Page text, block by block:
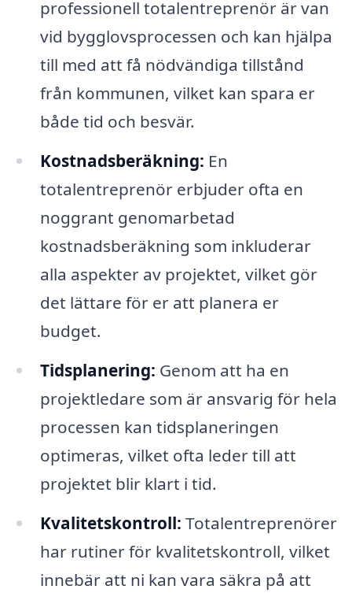
professionell totalentreprenör är van
vid bygglovsprocessen och kan hjälpa
till med att få nödvändiga tillstånd
från kommunen, vilket kan spara er
både tid och besvär.
Kostnadsberäkning: En
totalentreprenör erbjuder ofta en
noggrant genomarbetad
kostnadsberäkning som inkluderar
alla aspekter av projektet, vilket gör
det lättare för er att planera er
budget.
Tidsplanering: Genom att ha en
projektledare som är ansvarig för hela
processen kan tidsplaneringen
optimeras, vilket ofta leder till att
projektet blir klart i tid.
Kvalitetskontroll: Totalentreprenörer
har rutiner för kvalitetskontroll, vilket
innebär att ni kan vara säkra på att